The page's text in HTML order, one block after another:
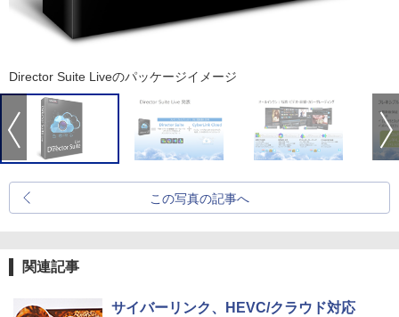
Director Suite Liveのパッケージイメージ
この写真の記事へ
関連記事
サイバーリンク、HEVC/クラウド対応